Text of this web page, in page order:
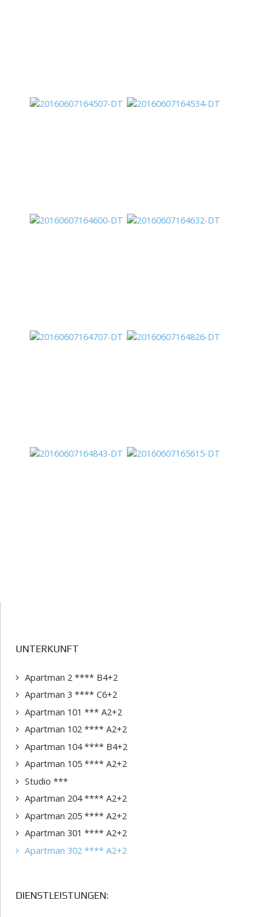
UNTERKUNFT
Apartman 2 **** B4+2
Apartman 3 **** C6+2
Apartman 101 *** A2+2
Apartman 102 **** A2+2
Apartman 104 **** B4+2
Apartman 105 **** A2+2
Studio ***
Apartman 204 **** A2+2
Apartman 205 **** A2+2
Apartman 301 **** A2+2
Apartman 302 **** A2+2
DIENSTLEISTUNGEN: